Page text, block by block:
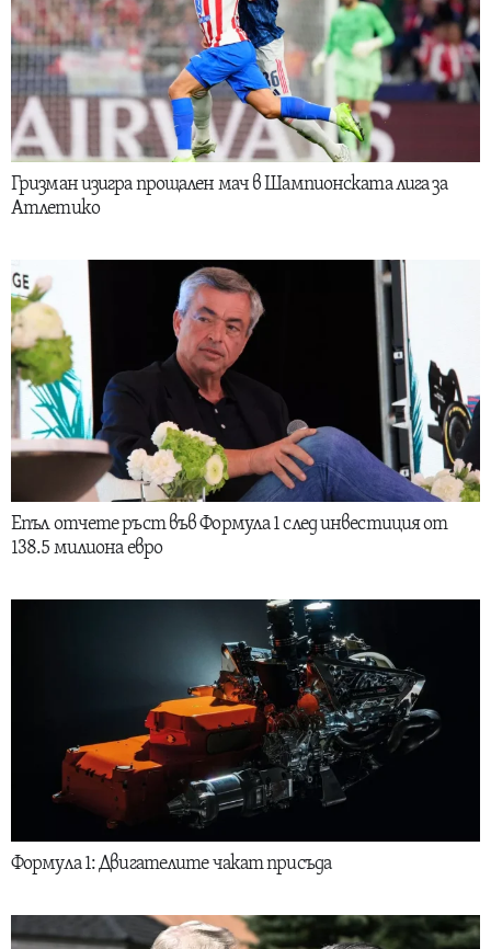
Гризман изигра прощален мач в Шампионската лига за
Атлетико
Епъл отчете ръст във Формула 1 след инвестиция от
138.5 милиона евро
Формула 1: Двигателите чакат присъда